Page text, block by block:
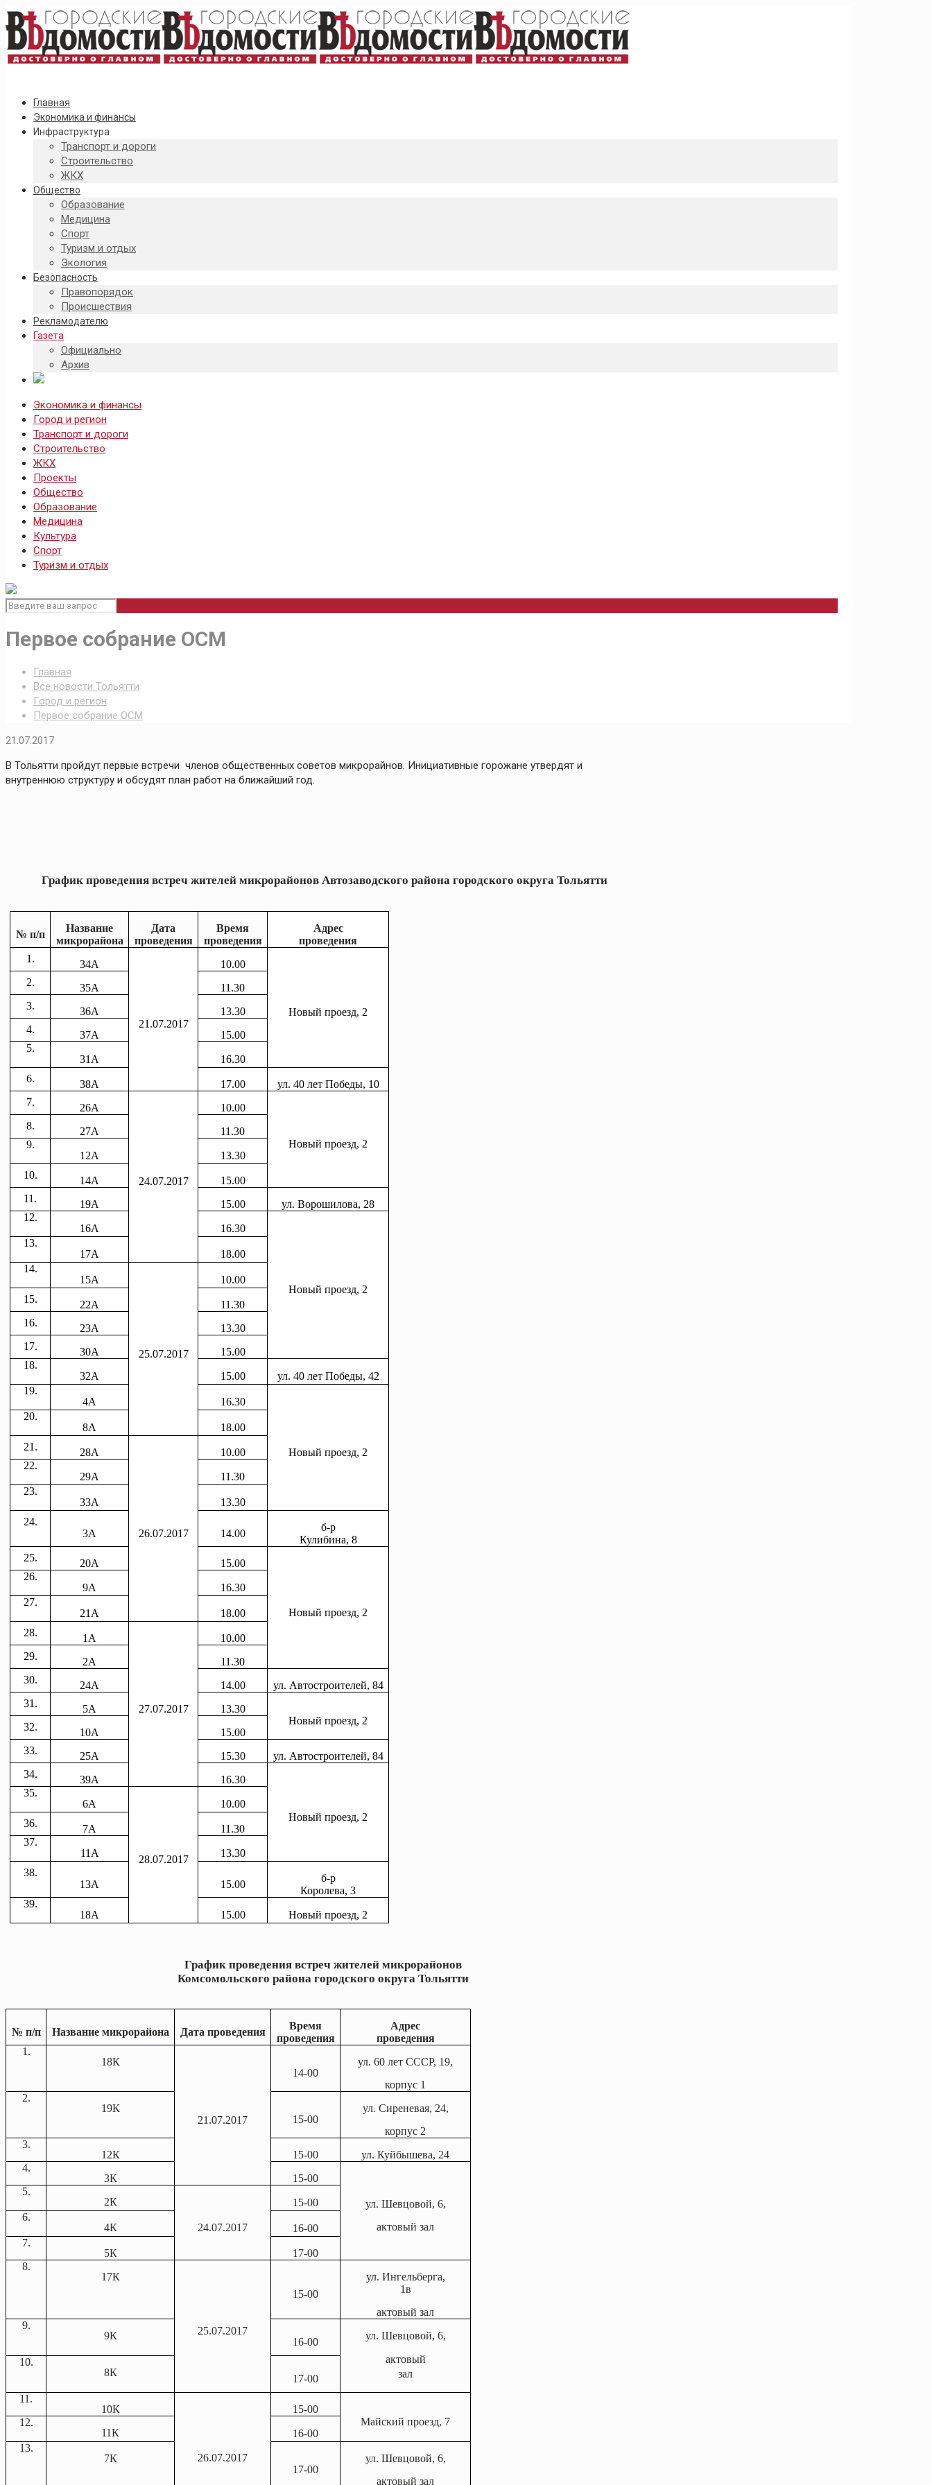
Главная
Экономика и финансы
Инфраструктура
Транспорт и дороги
Строительство
ЖКХ
Общество
Образование
Медицина
Спорт
Туризм и отдых
Экология
Безопасность
Правопорядок
Происшествия
Рекламодателю
Газета
Официально
Архив
Экономика и финансы
Город и регион
Транспорт и дороги
Строительство
ЖКХ
Проекты
Общество
Образование
Медицина
Культура
Спорт
Туризм и отдых
Первое собрание ОСМ
Главная
Все новости Тольятти
Город и регион
Первое собрание ОСМ
21.07.2017
В Тольятти пройдут первые встречи членов общественных советов микрорайнов. Инициативные горожане утвердят и
внутреннюю структуру и обсудят план работ на ближайший год.
График проведения встреч жителей микрорайонов Автозаводского района городского округа Тольятти
№ п/п
Название
микрорайона
Дата
проведения
Время
проведения
Адрес
проведения
1.
34А
21.07.2017
10.00
Новый проезд, 2
2. 35А
11.30
3.
36А
13.30
4.
37А
15.00
5.
31А
16.30
6.
38А 17.00
ул. 40 лет Победы, 10
7.
26А
24.07.2017
10.00
Новый проезд, 2
8. 27А
11.30
9.
12А
13.30
10.
14А
15.00
11.
19А 15.00
ул. Ворошилова, 28
12.
16А
16.30
Новый проезд, 2
13.
17А
18.00
14.
15А
25.07.2017
10.00
15.
22А
11.30
16.
23А
13.30
17.
30А
15.00
18.
32А
15.00
ул. 40 лет Победы, 42
19.
4А
16.30
Новый проезд, 2
20.
8А
18.00
21.
28А
26.07.2017
10.00
22.
29А
11.30
23.
33А
13.30
24.
3А
14.00
б-р
Кулибина, 8
25.
20А 15.00
Новый проезд, 2
26.
9А
16.30
27.
21А
18.00
28.
1А
27.07.2017
10.00
29.
2А
11.30
30.
24А 14.00
ул. Автостроителей, 84
31.
5А
13.30
Новый проезд, 2
32. 10А
15.00
33.
25А 15.30
ул. Автостроителей, 84
34.
39А 16.30
Новый проезд, 2
35.
6А
28.07.2017
10.00
36.
7А
11.30
37.
11А
13.30
38.
13А
15.00
б-р
Королева, 3
39.
18А
15.00 Новый проезд, 2
График проведения встреч жителей микрорайонов
Комсомольского района городского округа Тольятти
№ п/п Название микрорайона Дата проведения
Время
проведения
Адрес
проведения
1.
18К
21.07.2017
14-00
ул. 60 лет СССР, 19,
корпус 1
2.
19К
15-00
ул. Сиреневая, 24,
корпус 2
3.
12К
15-00
ул. Куйбышева, 24
4.
3К
15-00
ул. Шевцовой, 6,
актовый зал
5.
2К
24.07.2017
15-00
6.
4К
16-00
7.
5К
17-00
8.
17К
25.07.2017
15-00
ул. Ингельберга,
1в
актовый зал
9.
9К
16-00
ул. Шевцовой, 6,
актовый
зал
10.
8К
17-00
11.
10К
26.07.2017
15-00
Майский проезд, 7
1 2.
11К
16-00
13.
7К
17-00
ул. Шевцовой, 6,
актовый зал